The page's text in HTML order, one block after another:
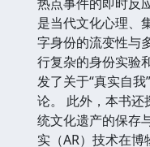
是当代文化心理、
字身份的流变性与
行复杂的身份实验
发了关于“真实自
论。 此外，本书还
统文化遗产的保存
实（AR）技术在